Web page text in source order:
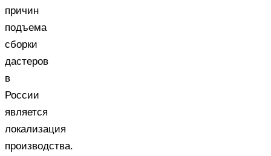
причин
подъема
сборки
дастеров
в
России
является
локализация
производства.